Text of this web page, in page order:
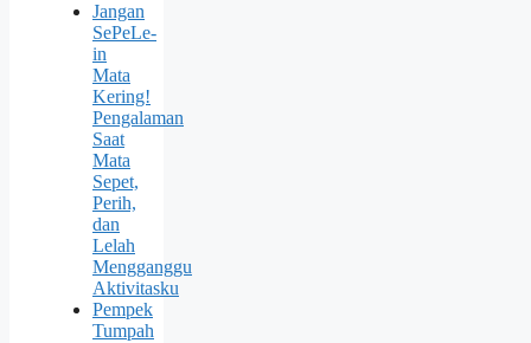
Jangan
SePeLe-
in
Mata
Kering!
Pengalaman
Saat
Mata
Sepet,
Perih,
dan
Lelah
Mengganggu
Aktivitasku
Pempek
Tumpah